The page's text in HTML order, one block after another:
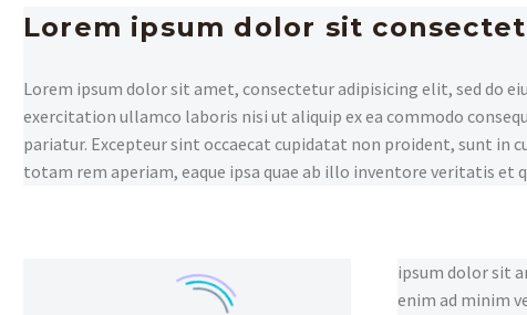
Lorem ipsum dolor sit
Lorem ipsum dolor sit amet, consectetur adipisicing elit, sed do
exercitation ullamco laboris nisi ut aliquip ex ea commodo
pariatur. Excepteur sint occaecat cupidatat non proident, sunt in
totam rem aperiam, eaque ipsa quae ab illo inventore veritatis
ipsum dolor sit
enim ad minim